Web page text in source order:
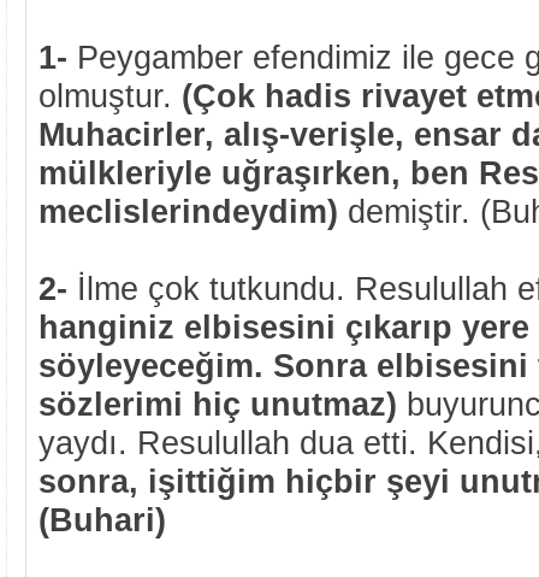
1- Peygamber efendimiz ile gece
olmuştur. (Çok hadis rivayet
Muhacirler, alış-verişle, ensar
mülkleriyle uğraşırken, ben
meclislerindeydim) demiştir.
2- İlme çok tutkundu. Resulullah
hanginiz elbisesini çıkarıp
söyleyeceğim. Sonra elbisesini
sözlerimi hiç unutmaz)
yaydı. Resulullah dua etti.
sonra, işittiğim hiçbir şeyi
(Buhari)